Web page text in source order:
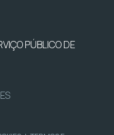
PÚBLICO DE